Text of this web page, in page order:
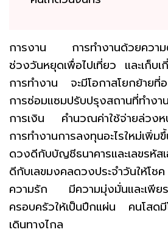
การงาน การทำงานด้วยความตั้
ช่วงวันหยุดเพื่อไปเที่ยว และเก็บเ
การทำงาน จะมีโอกาสโยกย้ายที่
การซ่อมแซมปรับปรุงสถานที่ทำงาน
การเงิน คำนวณค่าใช้จ่ายล่ว
การทำงานการลงทุนอะไรใหม่เพิ่
ดวงดีกับบัญชีธนาคารและเลขรหัส
ดีกับเลขมงคลดวงประจำวันให้โชค
ความรัก มีความมุ่งมั่นและเพีย
ครอบครัวให้เป็นปึกแผ่น คนโสด
เดินทางไกล